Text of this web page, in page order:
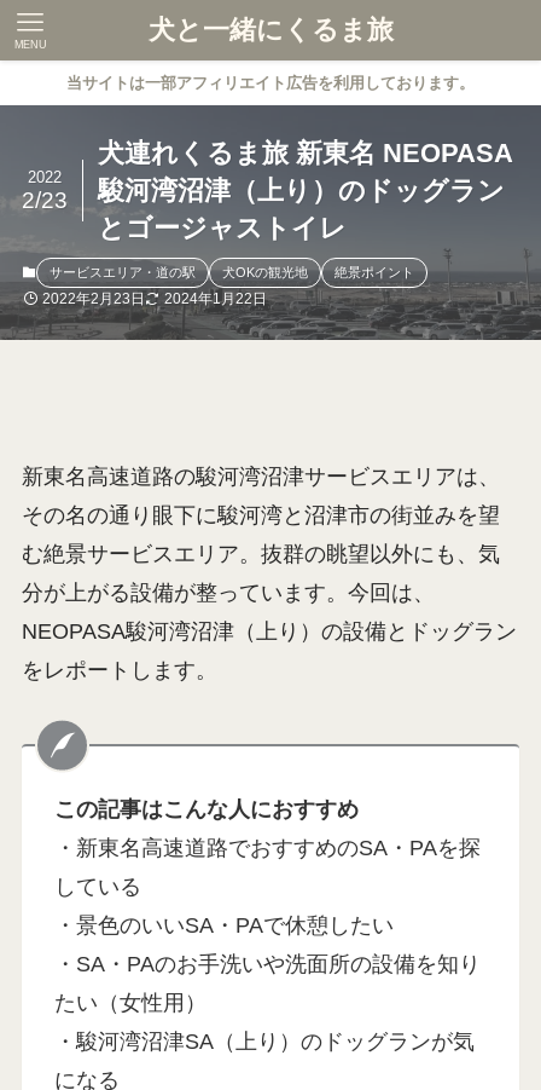
犬と一緒にくるま旅
MENU
当サイトは一部アフィリエイト広告を利用しております。
犬連れくるま旅 新東名 NEOPASA
駿河湾沼津（上り）のドッグラン
とゴージャストイレ
2022
2/23
サービスエリア・道の駅 犬OKの観光地 絶景ポイント
2022年2月23日 2024年1月22日
新東名高速道路の駿河湾沼津サービスエリアは、
その名の通り眼下に駿河湾と沼津市の街並みを望
む絶景サービスエリア。抜群の眺望以外にも、気
分が上がる設備が整っています。今回は、
NEOPASA駿河湾沼津（上り）の設備とドッグラン
をレポートします。
この記事はこんな人におすすめ
・新東名高速道路でおすすめのSA・PAを探
している
・景色のいいSA・PAで休憩したい
・SA・PAのお手洗いや洗面所の設備を知り
たい（女性用）
・駿河湾沼津SA（上り）のドッグランが気
になる